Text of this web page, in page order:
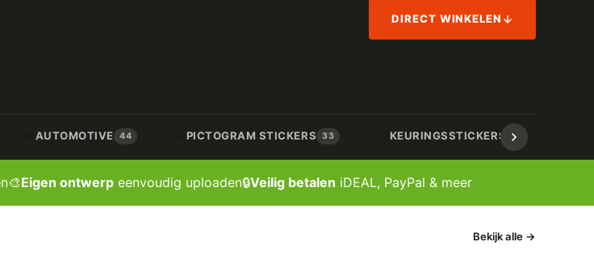
DIRECT WINKELEN
AUTOMOTIVE 44 PICTOGRAM STICKERS 33 KEURINGSSTICKERS 17
🎨Eigen ontwerpeenvoudig uploaden🔒Veilig betalen iDEAL, PayPal & meer
Bekijk alle →